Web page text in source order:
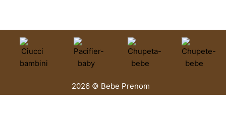
2026 © Bebe Prenom